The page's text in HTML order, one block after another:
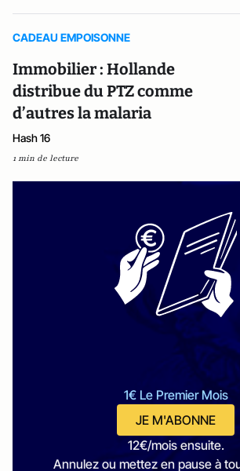
CADEAU EMPOISONNE
Immobilier : Hollande
distribue du PTZ comme
d’autres la malaria
Hash 16
1 min de lecture
1€ Le Premier Mois
JE M'ABONNE
12€/mois ensuite.
Annulez ou mettez en pause à